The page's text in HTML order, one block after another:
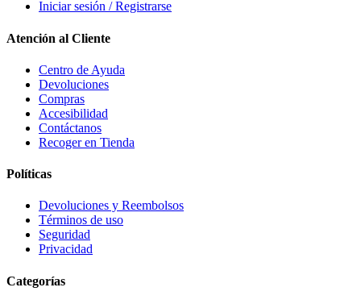
Iniciar sesión / Registrarse
Atención al Cliente
Centro de Ayuda
Devoluciones
Compras
Accesibilidad
Contáctanos
Recoger en Tienda
Políticas
Devoluciones y Reembolsos
Términos de uso
Seguridad
Privacidad
Categorías